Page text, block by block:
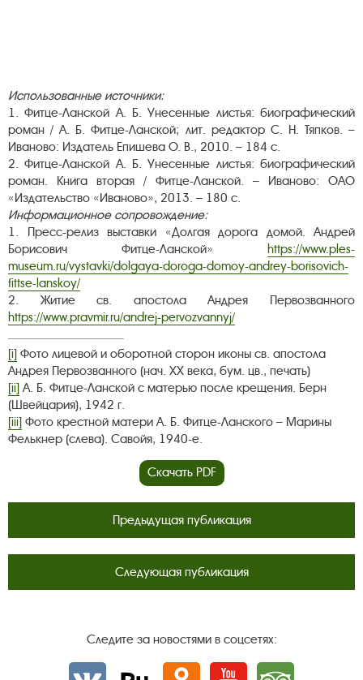
Использованные источники:
1. Фитце-Ланской А. Б. Унесенные листья: биографический
роман / А. Б. Фитце-Ланской; лит. редактор С. Н. Тяпков. –
Иваново: Издатель Епишева О. В., 2010. – 184 с.
2. Фитце-Ланской А. Б. Унесенные листья: биографический
роман. Книга вторая / Фитце-Ланской. – Иваново: ОАО
«Издательство «Иваново», 2013. – 180 с.
Информационное сопровождение:
1. Пресс-релиз выставки «Долгая дорога домой. Андрей
Борисович Фитце-Ланской»
https://www.ples-
museum.ru/vystavki/dolgaya-doroga-domoy-andrey-borisovich-
fittse-lanskoy/
2. Житие св. апостола Андрея Первозванного
https://www.pravmir.ru/andrej-pervozvannyj/
[i] Фото лицевой и оборотной сторон иконы св. апостола
Андрея Первозванного (нач. ХХ века, бум. цв., печать)
[ii]А. Б. Фитце-Ланской с матерью после крещения. Берн
(Швейцария), 1942 г.
[iii] Фото крестной матери А. Б. Фитце-Ланского – Марины
Фелькнер (слева). Савойя, 1940-е.
Скачать PDF
Предыдущая публикация
Следующая публикация
Следите за новостями в соцсетях:
Вконтактеrutube Одноклассники
YouTube Трипадвизор